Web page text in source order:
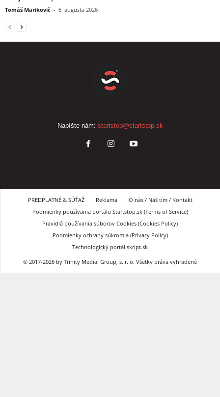
Tomáš Marikovič - 6. augusta 2026
Napíšte nám: startstop@startstop.sk
PREDPLATNÉ & SÚŤAŽ Reklama
O nás / Náš tím / Kontakt
Podmienky používania portálu Startstop.sk (Terms of Service)
Pravidlá používania súborov Cookies (Cookies Policy)
Podmienky ochrany súkromia (Privacy Policy)
Technologický portál skript.sk
© 2017-2026 by Trinity Medial Group, s. r. o. Všetky práva vyhradené